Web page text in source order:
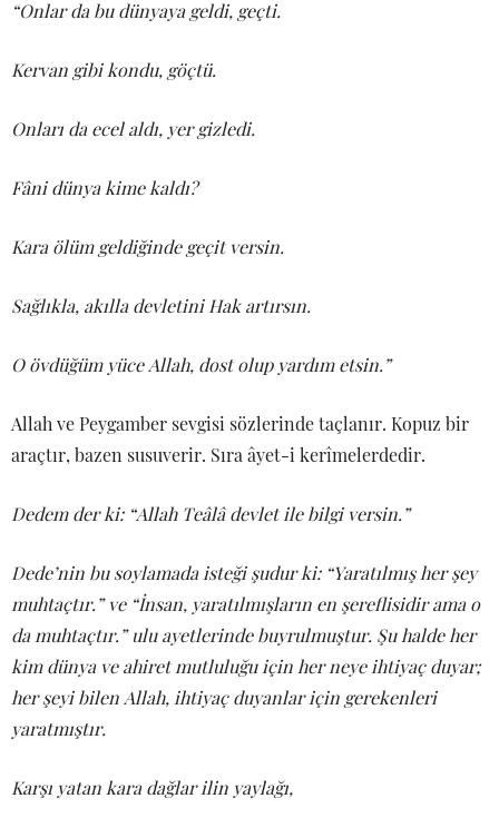
“Onlar da bu dünyaya geldi, geçti.
Kervan gibi kondu, göçtü.
Onları da ecel aldı, yer gizledi.
Fâni dünya kime kaldı?
Kara ölüm geldiğinde geçit versin.
Sağlıkla, akılla devletini Hak artırsın.
O övdüğüm yüce Allah, dost olup yardım etsin.”
Allah ve Peygamber sevgisi sözlerinde taçlanır. Kopuz bir
araçtır, bazen susuverir. Sıra âyet-i kerîmelerdedir.
Dedem der ki: “Allah Teâlâ devlet ile bilgi versin.”
Dede’nin bu soylamada isteği şudur ki: “Yaratılmış her şey
muhtaçtır.” ve “İnsan, yaratılmışların en şereflisidir ama o
da muhtaçtır.” ulu ayetlerinde buyrulmuştur. Şu halde her
kim dünya ve ahiret mutluluğu için her neye ihtiyaç duyar;
her şeyi bilen Allah, ihtiyaç duyanlar için gerekenleri
yaratmıştır.
Karşı yatan kara dağlar ilin yaylağı,